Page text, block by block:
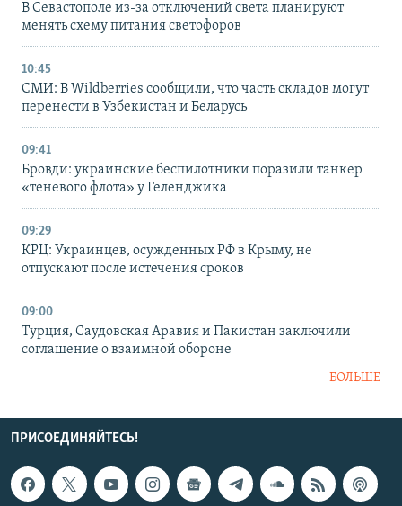
В Севастополе из-за отключений света планируют
менять схему питания светофоров
10:45
СМИ: В Wildberries сообщили, что часть складов могут
перенести в Узбекистан и Беларусь
09:41
Бровди: украинские беспилотники поразили танкер
«теневого флота» у Геленджика
09:29
КРЦ: Украинцев, осужденных РФ в Крыму, не
отпускают после истечения сроков
09:00
Турция, Саудовская Аравия и Пакистан заключили
соглашение о взаимной обороне
БОЛЬШЕ
ПРИСОЕДИНЯЙТЕСЬ!